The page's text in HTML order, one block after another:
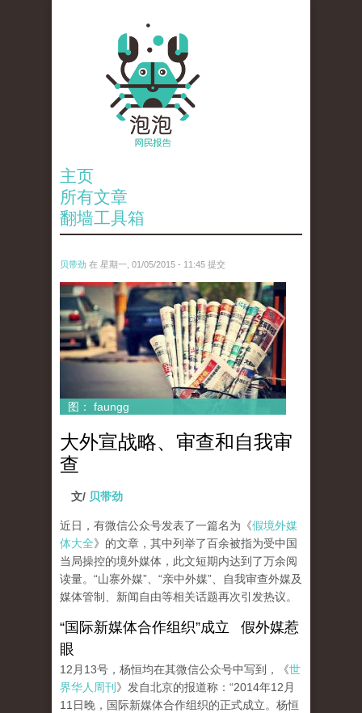
主页
所有文章
翻墙工具箱
贝带劲 在 星期一, 01/05/2015 - 11:45 提交
4671918320_49be220bb2_z.jpg
图： faungg
大外宣战略、审查和自我审
查
文/ 贝带劲
近日，有微信公众号发表了一篇名为《假境外媒
体大全》的文章，其中列举了百余被指为受中国
当局操控的境外媒体，此文短期内达到了万余阅
读量。“山寨外媒”、“亲中外媒”、自我审查外媒及
媒体管制、新闻自由等相关话题再次引发热议。
“国际新媒体合作组织”成立 假外媒惹
眼
12月13号，杨恒均在其微信公众号中写到，《世
界华人周刊 》发自北京的报道称：“2014年12月
11日晚，国际新媒体合作组织的正式成立。杨恒